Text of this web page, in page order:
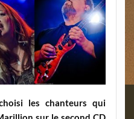
les chanteurs qui